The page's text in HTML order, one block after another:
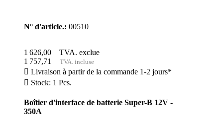
N° d'article.: 00510
1 626,00
TVA. exclue
1 757,71
TVA. incluse
 Livraison à partir de la commande 1-2 jours*
 Stock: 1 Pcs.
Boîtier d'interface de batterie Super-B 12V -
350A